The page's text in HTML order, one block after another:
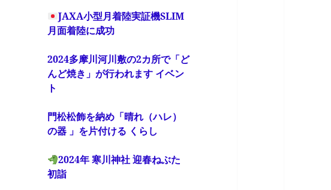
JAXA小型月着陸実証機SLIM
月面着陸に成功
2024多摩川河川敷の2カ所で「ど
んど焼き」が行われます イベン
ト
門松松飾を納め「晴れ（ハレ）
の器 」を片付ける くらし
2024年 寒川神社 迎春ねぶた
初詣